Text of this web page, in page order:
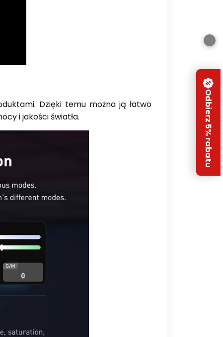
Dzięki temu można ją łatwo
i jakości światła.
Odbierz 5% rabatu